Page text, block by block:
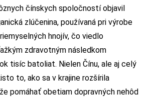
čínskych spoločností objavil
zlúčenina, používaná pri výrobe
hnojív, čo viedlo
zdravotným následkom
tisíc batoliat. Nielen Čínu, ale aj celý
to, ako sa v krajine rozšírila
pomáhať obetiam dopravných nehôd